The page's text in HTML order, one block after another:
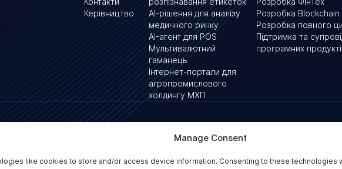
Manage Consent
like cookies to store and/or access device information. Consenting to these technologies
Керівництво
АІ-рішення для аналізу
медичного ринку
AI-агент для POS
Мультивалютний
гаманець
Інтернет-портали для
агропромислового
холдингу МХП
Розробка Blockchain
Розробка повного
Підтримка та
програмних
Наші офіси
WC2R 3JF Лондон,